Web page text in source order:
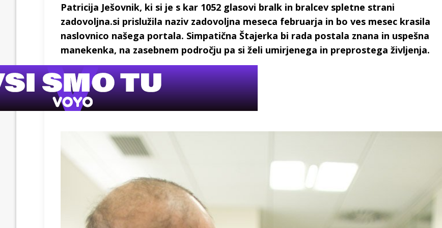
Patricija Ješovnik, ki si je s kar 1052 glasovi bralk in bralcev spletne strani
zadovoljna.si prislužila naziv zadovoljna meseca februarja in bo ves mesec krasila
naslovnico našega portala. Simpatična Štajerka bi rada postala znana in uspešna
manekenka, na zasebnem področju pa si želi umirjenega in preprostega življenja.